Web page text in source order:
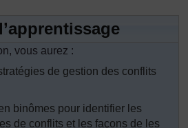
vous aurez :
de gestion des conflits
binômes pour identifier les
de conflits et les façons de les